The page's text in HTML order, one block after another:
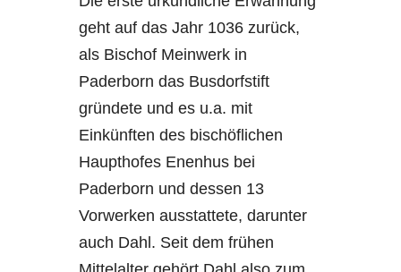
geht auf das Jahr 1036 zurück,
als Bischof Meinwerk in
Paderborn das Busdorfstift
gründete und es u.a. mit
Einkünften des bischöflichen
Haupthofes Enenhus bei
Paderborn und dessen 13
Vorwerken ausstattete, darunter
auch Dahl. Seit dem frühen